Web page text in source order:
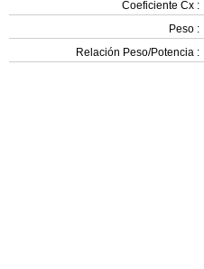
Coeficiente Cx :
Peso :
Relación Peso/Potencia :